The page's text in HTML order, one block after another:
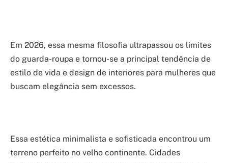
Em 2026, essa mesma filosofia ultrapassou os limites
do guarda-roupa e tornou-se a principal tendência de
estilo de vida e design de interiores para mulheres que
buscam elegância sem excessos.
Essa estética minimalista e sofisticada encontrou um
terreno perfeito no velho continente. Cidades